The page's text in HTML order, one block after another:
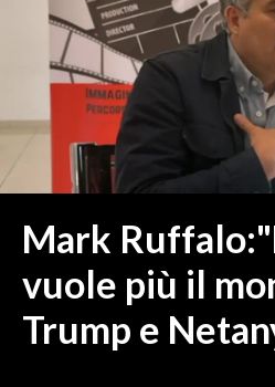
MEDIO CAMPIDANO
ORISTANO E PROVINCIA
SASSARI E PROVINCIA
NUORO E PROVINCIA
OGLIASTRA
ITALIA
MONDO
Mark
vuole più il
Trump e